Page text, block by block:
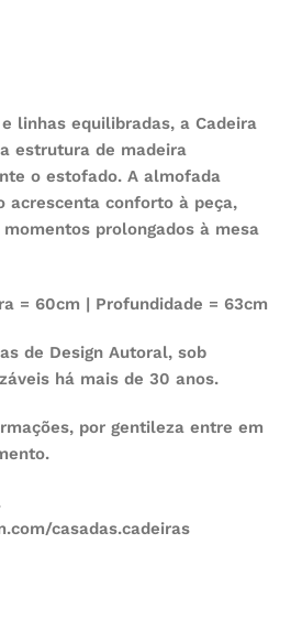
linhas equilibradas, a Cadeira
estrutura de madeira
o estofado. A almofada
acrescenta conforto à peça,
prolongados à mesa
= 60cm | Profundidade = 63cm
de Design Autoral, sob
há mais de 30 anos.
por gentileza entre em
casadas.cadeiras